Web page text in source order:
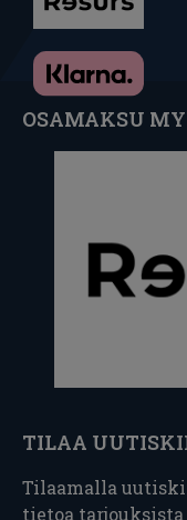
OSAMAKSU
TILAA
Tilaamalla
tietoa tarjouksista